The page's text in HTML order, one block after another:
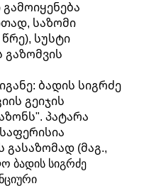
საზომი
სუსტი
ბადის სიგრძე
გეიჯის
პატარა
(მაგ.,
ბადის სიგრძე